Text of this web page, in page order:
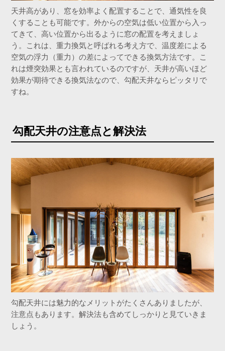
天井高があり、窓を効率よく配置することで、通気性を良
くすることも可能です。外からの空気は低い位置から入っ
てきて、高い位置から出るように窓の配置を考えましょ
う。これは、重力換気と呼ばれる考え方で、温度差による
空気の浮力（重力）の差によってできる換気方法です。こ
れは煙突効果とも言われているのですが、天井が高いほど
効果が期待できる換気法なので、勾配天井ならピッタリで
すね。
勾配天井の注意点と解決法
勾配天井には魅力的なメリットがたくさんありましたが、
注意点もあります。解決法も含めてしっかりと見ていきま
しょう。